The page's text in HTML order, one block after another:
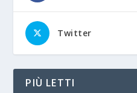
Twitter
PIÙ LETTI